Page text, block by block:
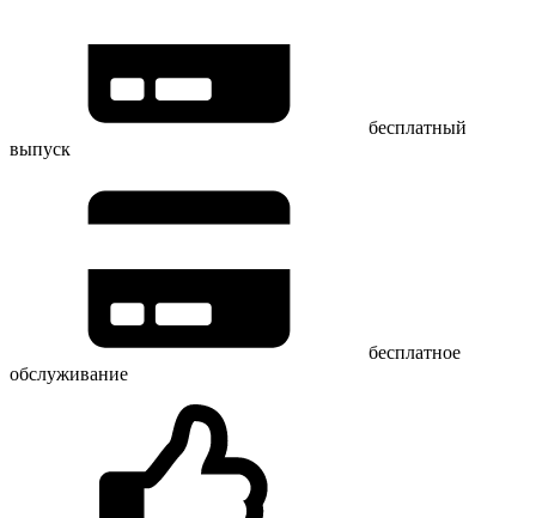
бесплатный
выпуск
бесплатное
обслуживание